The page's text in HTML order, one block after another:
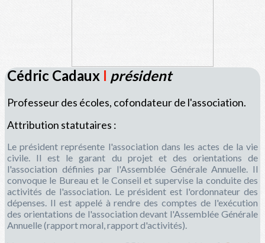
Cédric Cadaux I président
Professeur des écoles, cofondateur de l'association.
Attribution statutaires :
Le président représente l'association dans les actes de la vie
civile. Il est le garant du projet et des orientations de
l'association définies par l'Assemblée Générale Annuelle. Il
convoque le Bureau et le Conseil et supervise la conduite des
activités de l'association. Le président est l'ordonnateur des
dépenses. Il est appelé à rendre des comptes de l'exécution
des orientations de l'association devant l'Assemblée Générale
Annuelle (rapport moral, rapport d'activités).